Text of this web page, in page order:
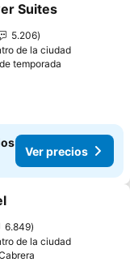
Suites
5.206
de la ciudad
temporada
Ver precios
6.849
de la ciudad